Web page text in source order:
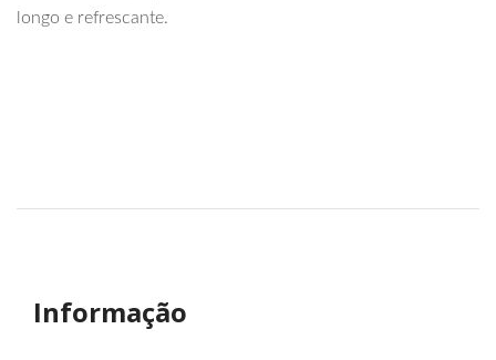
longo e refrescante.
Informação